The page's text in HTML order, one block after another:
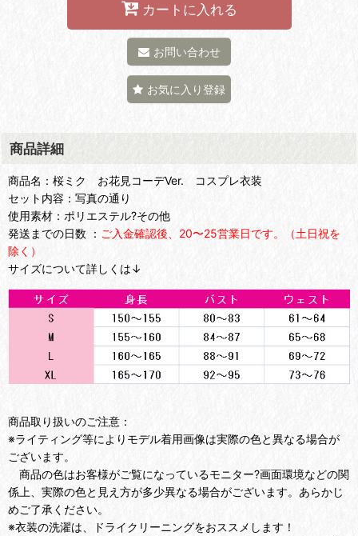
カートに入れる
お問い合わせ
お気に入り登録
商品詳細
商品名：桜ミク お花見コーデVer. コスプレ衣装
セット内容：写真の通り
使用素材：ポリエステル?その他
発送までの日数 ： ご入金確認後、20〜25営業日です。（土日祝を
除く）
サイズについて詳しくは↓
商品取り扱いのご注意：
※ライティング等によりモデル着用画像は実際の色と異なる場合が
ございます。
商品の色はお客様がご覧になっているモニター?画面環境などの関
係上、実際の色と見え方が多少異なる場合がございます。あらかじ
めご了承ください。
※衣装の洗濯は、ドライクリーニングをおススメします！